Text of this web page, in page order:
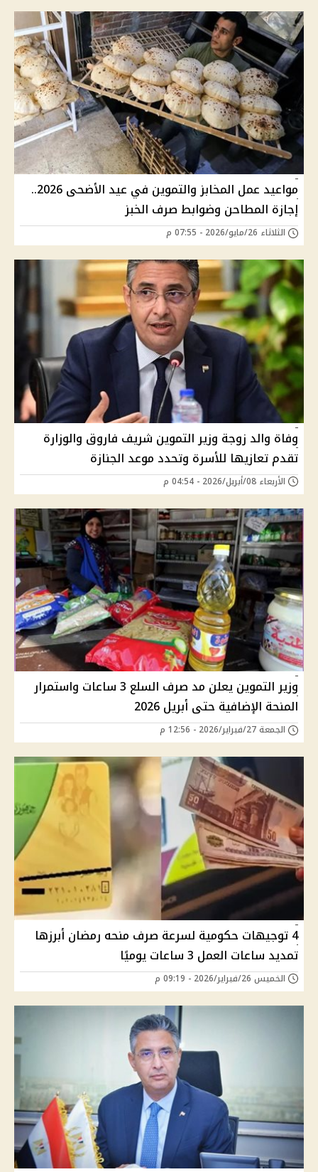
مواعيد عمل المخابز والتموين في عيد الأضحى 2026..
إجازة المطاحن وضوابط صرف الخبز
الثلاثاء 26/مايو/2026 - 07:55 م
وفاة والد زوجة وزير التموين شريف فاروق والوزارة
تقدم تعازيها للأسرة وتحدد موعد الجنازة
الأربعاء 08/أبريل/2026 - 04:54 م
وزير التموين يعلن مد صرف السلع 3 ساعات واستمرار
المنحة الإضافية حتى أبريل 2026
الجمعة 27/فبراير/2026 - 12:56 م
4 توجيهات حكومية لسرعة صرف منحه رمضان أبرزها
تمديد ساعات العمل 3 ساعات يوميًا
الخميس 26/فبراير/2026 - 09:19 م